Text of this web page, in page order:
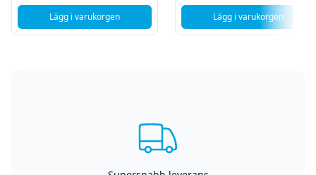
Lägg i varukorgen, Lenovo Thinkpad P16v G3 - Intel Core Ultra 7 255H -
Lägg i varukorgen
, MSI Modern 15